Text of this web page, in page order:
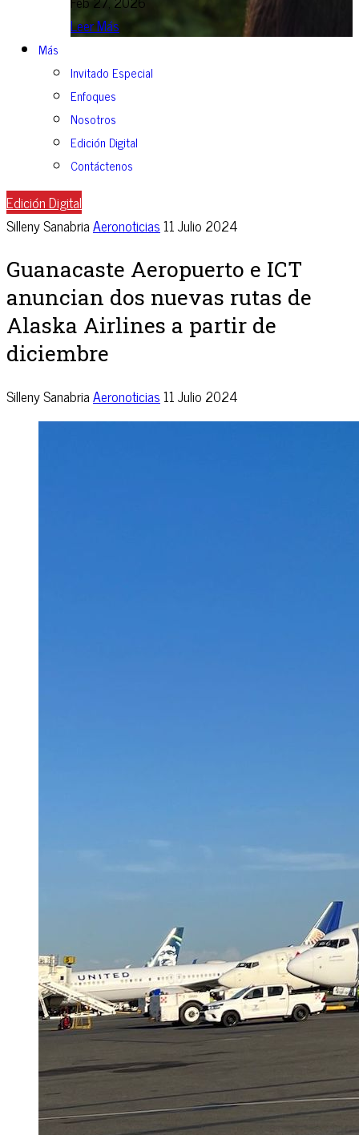
Leer Más
Más
Invitado Especial
Enfoques
Nosotros
Edición Digital
Contáctenos
Edición Digital
Silleny SanabriaAeronoticias11 Julio 2024
Guanacaste Aeropuerto e ICT
anuncian dos nuevas rutas de
Alaska Airlines a partir de
diciembre
Silleny SanabriaAeronoticias11 Julio 2024